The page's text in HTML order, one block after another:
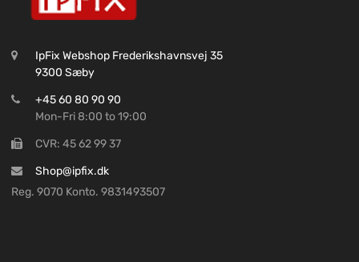
IpFix Webshop Frederikshavnsvej 35
9300 Sæby
+45 60 80 90 90
Mon-Fri 8:00 to 19:00
CVR: 45 62 99 37
Shop@ipfix.dk
Reg. 9070 Konto. 9831493507